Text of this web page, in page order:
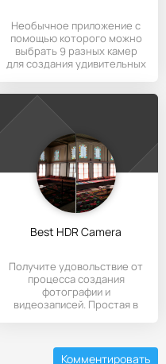
Необычное приложение с
помощью которого можно
выбрать 9 разных камер
для создания удивительных
Best HDR Camera
Получите удовольствие от
процесса создания
фотографии и
видеозаписей. Простая в
Комментировать